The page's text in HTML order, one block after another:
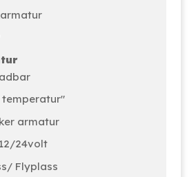
temperatur"
armatur
24volt
Flyplass